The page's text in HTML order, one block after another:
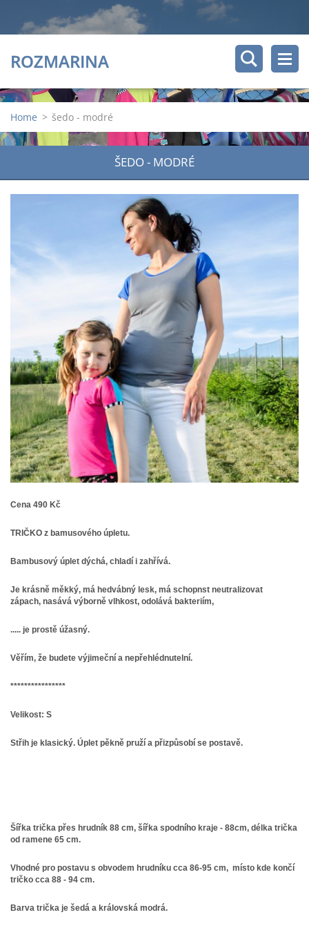
ROZMARINA
Home > šedo - modré
ŠEDO - MODRÉ
Cena 490 Kč
TRIČKO z bamusového úpletu.
Bambusový úplet dýchá, chladí i zahřívá.
Je krásně měkký, má hedvábný lesk, má schopnst neutralizovat
zápach, nasává výborně vlhkost, odolává bakteriím,
..... je prostě úžasný.
Věřím, že budete výjimeční a nepřehlédnutelní.
****************
Velikost: S
Střih je klasický. Úplet pěkně pruží a přizpůsobí se postavě.
Šířka trička přes hrudník 88 cm, šířka spodního kraje - 88cm, délka trička
od ramene 65 cm.
Vhodné pro postavu s obvodem hrudníku cca 86-95 cm, místo kde končí
tričko cca 88 - 94 cm.
Barva trička je šedá a královská modrá.